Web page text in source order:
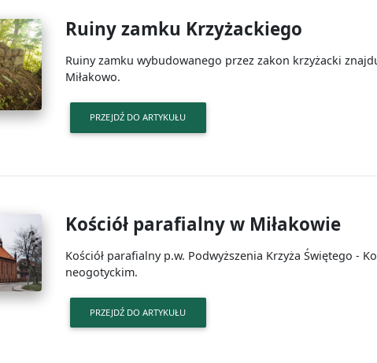
Ruiny zamku Krzyżackiego
Ruiny zamku wybudowanego przez zakon krzyżacki
Miłakowo.
PRZEJDŹ DO ARTYKUŁU
Kościół parafialny w Miłakowie
Kościół parafialny p.w. Podwyższenia Krzyża Świętego -
neogotyckim.
PRZEJDŹ DO ARTYKUŁU